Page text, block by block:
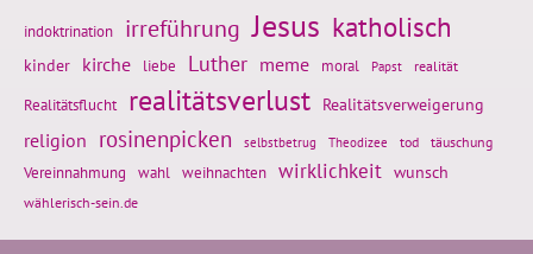
indoktrination irreführung Jesus katholisch
kinder kirche liebe Luther meme moral Papst realität
Realitätsflucht realitätsverlust Realitätsverweigerung
religion rosinenpicken selbstbetrug Theodizee tod täuschung
Vereinnahmung wahl weihnachten wirklichkeit wunsch
wählerisch-sein.de